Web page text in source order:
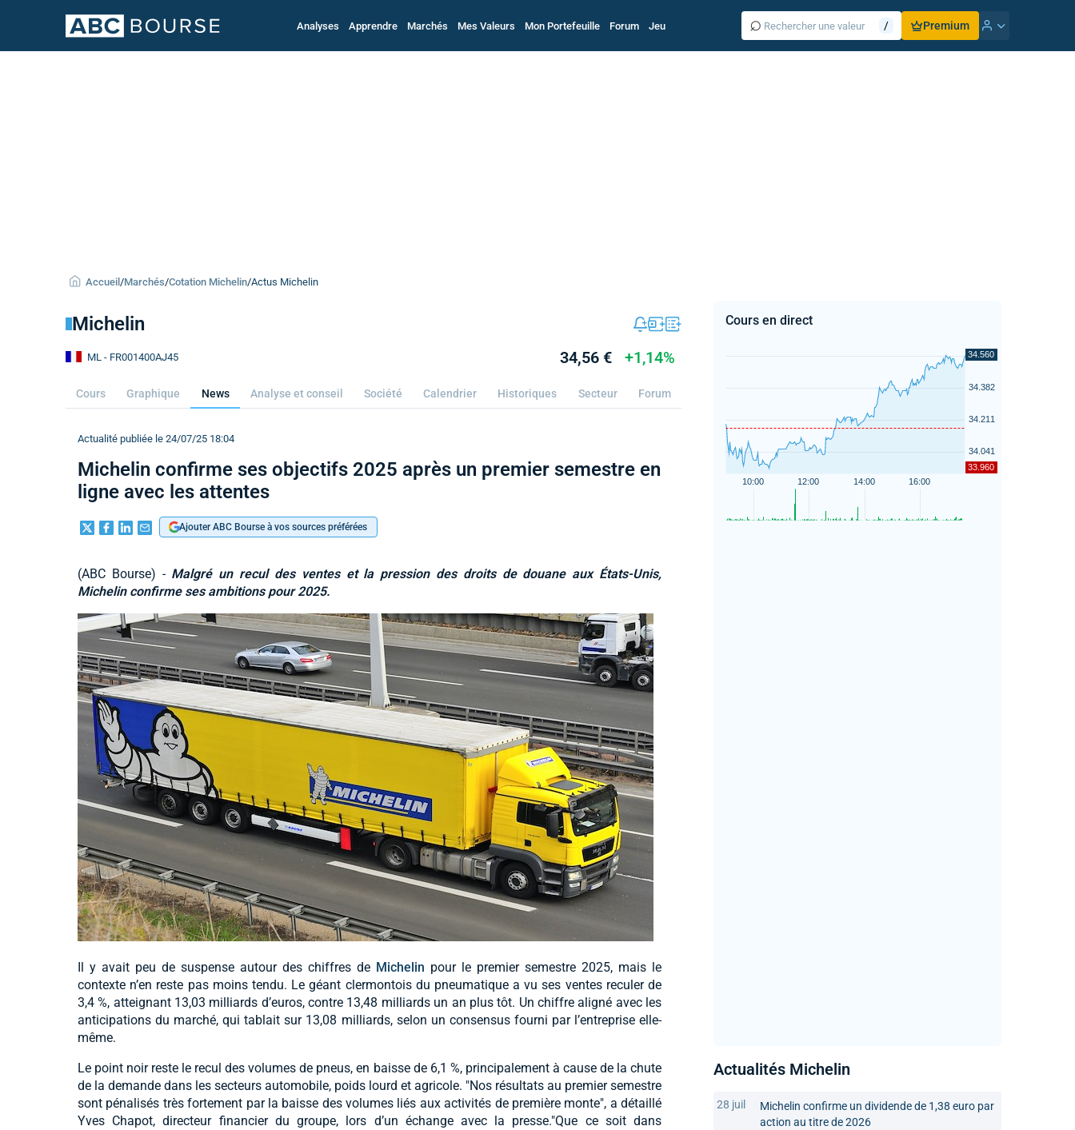
Analyses Apprendre Marchés Mes Valeurs Mon Portefeuille Forum Jeu ⌕ / Premium
Accueil /Marchés/Cotation Michelin/Actus Michelin
Michelin
ML - FR001400AJ45 34,56 € +1,14%
Cours Graphique News Analyse et conseil Société Calendrier Historiques Secteur Forum
Actualité publiée le 24/07/25 18:04
Michelin confirme ses objectifs 2025 après un premier semestre en
ligne avec les attentes
Ajouter ABC Bourse à vos sources préférées
(ABC Bourse) - Malgré un recul des ventes et la pression des droits de douane aux États-Unis,
Michelin confirme ses ambitions pour 2025.
Il y avait peu de suspense autour des chiffres de Michelin pour le premier semestre 2025, mais le
contexte n’en reste pas moins tendu. Le géant clermontois du pneumatique a vu ses ventes reculer de
3,4 %, atteignant 13,03 milliards d’euros, contre 13,48 milliards un an plus tôt. Un chiffre aligné avec les
anticipations du marché, qui tablait sur 13,08 milliards, selon un consensus fourni par l’entreprise elle-
même.
Le point noir reste le recul des volumes de pneus, en baisse de 6,1 %, principalement à cause de la chute
de la demande dans les secteurs automobile, poids lourd et agricole. "Nos résultats au premier semestre
sont pénalisés très fortement par la baisse des volumes liés aux activités de première monte", a détaillé
Yves Chapot, directeur financier du groupe, lors d’un échange avec la presse."Que ce soit dans
Cours en direct
Actualités Michelin
28 juil
Michelin confirme un dividende de 1,38 euro par
action au titre de 2026